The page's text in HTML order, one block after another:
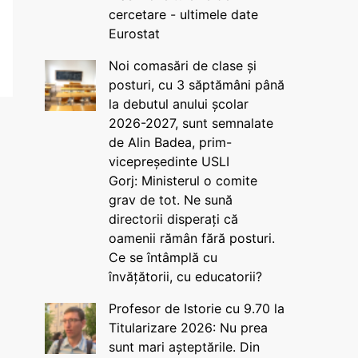
cercetare - ultimele date
Eurostat
Noi comasări de clase și
posturi, cu 3 săptămâni până
la debutul anului școlar
2026-2027, sunt semnalate
de Alin Badea, prim-
vicepreședinte USLI
Gorj: Ministerul o comite
grav de tot. Ne sună
directorii disperați că
oamenii rămân fără posturi.
Ce se întâmplă cu
învățătorii, cu educatorii?
Profesor de Istorie cu 9.70 la
Titularizare 2026: Nu prea
sunt mari așteptările. Din